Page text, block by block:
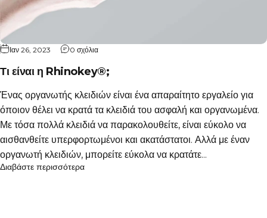
Ιαν 26, 2023 0 σχόλια
Τι είναι η Rhinokey®;
Ένας οργανωτής κλειδιών είναι ένα απαραίτητο εργαλείο για
όποιον θέλει να κρατά τα κλειδιά του ασφαλή και οργανωμένα.
Με τόσα πολλά κλειδιά να παρακολουθείτε, είναι εύκολο να
αισθανθείτε υπερφορτωμένοι και ακατάστατοι. Αλλά με έναν
οργανωτή κλειδιών, μπορείτε εύκολα να κρατάτε...
Διαβάστε περισσότερα